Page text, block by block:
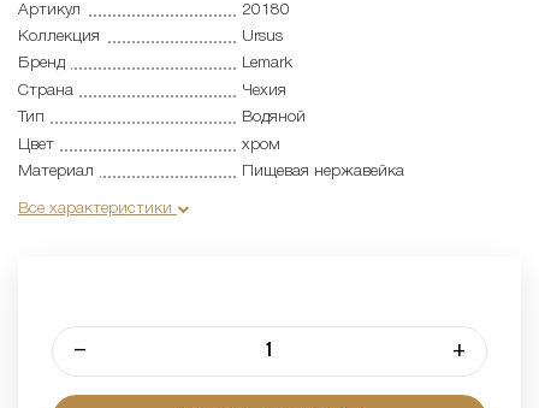
Артикул
20180
Коллекция
Ursus
Бренд
Lemark
Страна
Чехия
Тип
Водяной
Цвет
хром
Материал
Пищевая нержавейка
Все характеристики
– +